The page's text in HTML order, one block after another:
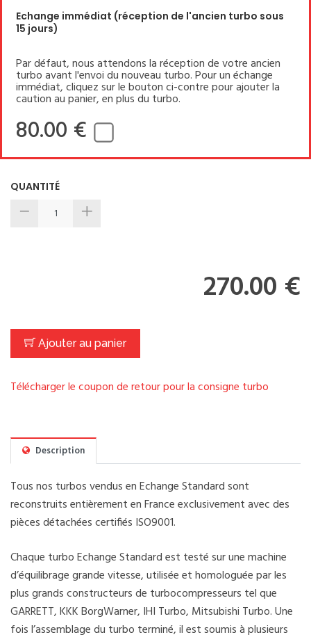
Echange immédiat (réception de l'ancien turbo sous
15 jours)
Par défaut, nous attendons la réception de votre ancien
turbo avant l'envoi du nouveau turbo. Pour un échange
immédiat, cliquez sur le bouton ci-contre pour ajouter la
caution au panier, en plus du turbo.
80.00 €
QUANTITÉ
270.00 €
Ajouter au panier
Télécharger le coupon de retour pour la consigne turbo
Description
Tous nos turbos vendus en Echange Standard sont
reconstruits entièrement en France exclusivement avec des
pièces détachées certifiés ISO9001.
Chaque turbo Echange Standard est testé sur une machine
d’équilibrage grande vitesse, utilisée et homologuée par les
plus grands constructeurs de turbocompresseurs tel que
GARRETT, KKK BorgWarner, IHI Turbo, Mitsubishi Turbo. Une
fois l’assemblage du turbo terminé, il est soumis à plusieurs